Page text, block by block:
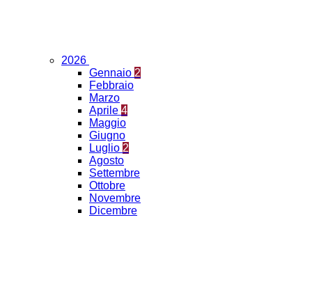
2026
Gennaio 2
Febbraio
Marzo
Aprile 4
Maggio
Giugno
Luglio 2
Agosto
Settembre
Ottobre
Novembre
Dicembre